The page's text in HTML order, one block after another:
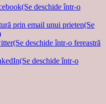
deschide într-o
prin email unui prieten(Se
deschide într-o fereastră
deschide într-o